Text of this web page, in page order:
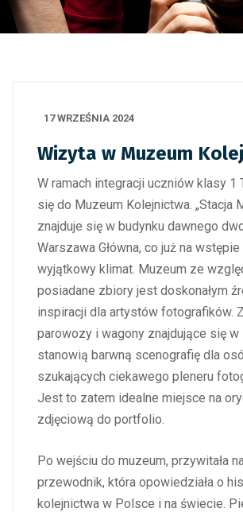
17 WRZEŚNIA 2024
Wizyta w Muzeum
W ramach integracji uczniów klasy 1
się do Muzeum Kolejnictwa. „Stacja
znajduje się w budynku dawnego
Warszawa Główna, co już na wstępie
wyjątkowy klimat. Muzeum ze
posiadane zbiory jest doskonałym
inspiracji dla artystów fotografików.
parowozy i wagony znajdujące się w
stanowią barwną scenografię dla
szukających ciekawego pleneru
Jest to zatem idealne miejsce na
zdjęciową do portfolio.
Po wejściu do muzeum, przywitała
przewodnik, która opowiedziała o
kolejnictwa w Polsce i na świecie.